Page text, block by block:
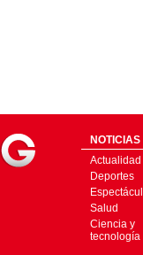
NOTICIAS
Actualidad
Deportes
Salud
Ciencia y
tecnología